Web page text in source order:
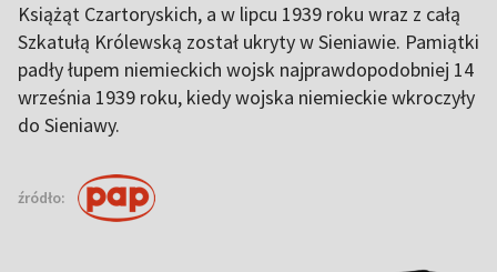
Książąt Czartoryskich, a w lipcu 1939 roku wraz z całą
Szkatułą Królewską został ukryty w Sieniawie. Pamiątki
padły łupem niemieckich wojsk najprawdopodobniej 14
września 1939 roku, kiedy wojska niemieckie wkroczyły
do Sieniawy.
źródło: